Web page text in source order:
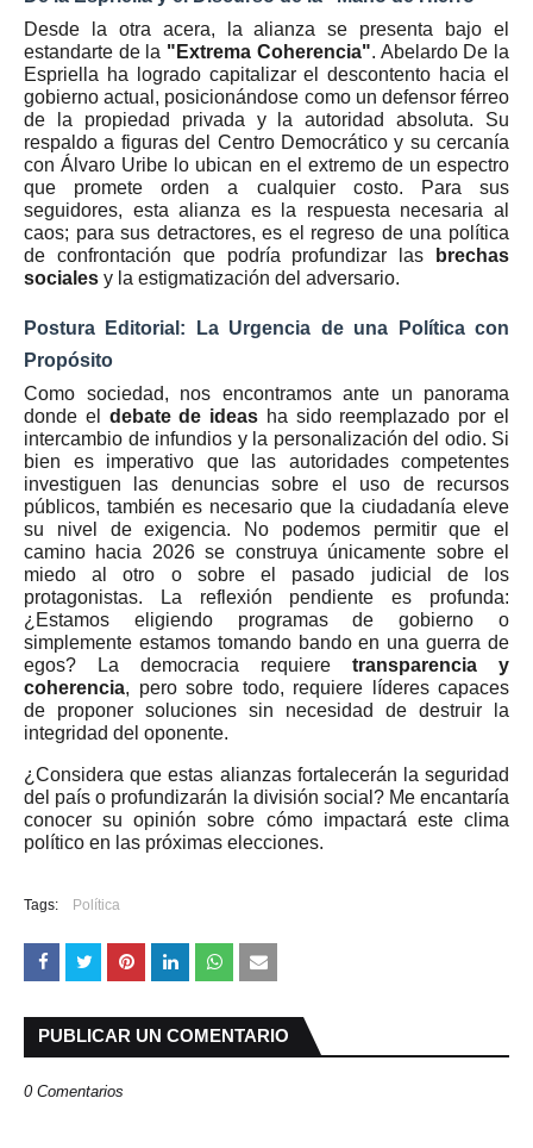
Desde la otra acera, la alianza se presenta bajo el
estandarte de la "Extrema Coherencia". Abelardo De la
Espriella ha logrado capitalizar el descontento hacia el
gobierno actual, posicionándose como un defensor férreo
de la propiedad privada y la autoridad absoluta. Su
respaldo a figuras del Centro Democrático y su cercanía
con Álvaro Uribe lo ubican en el extremo de un espectro
que promete orden a cualquier costo. Para sus
seguidores, esta alianza es la respuesta necesaria al
caos; para sus detractores, es el regreso de una política
de confrontación que podría profundizar las
brechas
sociales y la estigmatización del adversario.
Postura Editorial: La Urgencia de una Política con
Propósito
Como sociedad, nos encontramos ante un panorama
donde el debate de ideas ha sido reemplazado por el
intercambio de infundios y la personalización del odio. Si
bien es imperativo que las autoridades competentes
investiguen las denuncias sobre el uso de recursos
públicos, también es necesario que la ciudadanía eleve
su nivel de exigencia. No podemos permitir que el
camino hacia 2026 se construya únicamente sobre el
miedo al otro o sobre el pasado judicial de los
protagonistas. La reflexión pendiente es profunda:
¿Estamos eligiendo programas de gobierno o
simplemente estamos tomando bando en una guerra de
egos? La democracia requiere transparencia y
coherencia, pero sobre todo, requiere líderes capaces
de proponer soluciones sin necesidad de destruir la
integridad del oponente.
¿Considera que estas alianzas fortalecerán la seguridad
del país o profundizarán la división social? Me encantaría
conocer su opinión sobre cómo impactará este clima
político en las próximas elecciones.
Tags: Política
PUBLICAR UN COMENTARIO
0 Comentarios